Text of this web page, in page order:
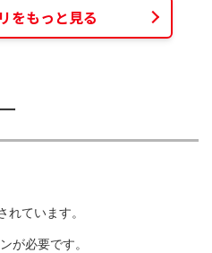
をもっと見る
ています。
が必要です。